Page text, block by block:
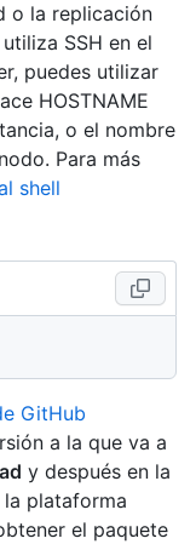
o la replicación
SSH en el
puedes utilizar
HOSTNAME
o el nombre
Para más
shell
GitHub
a la que va a
y después en la
la plataforma
el paquete